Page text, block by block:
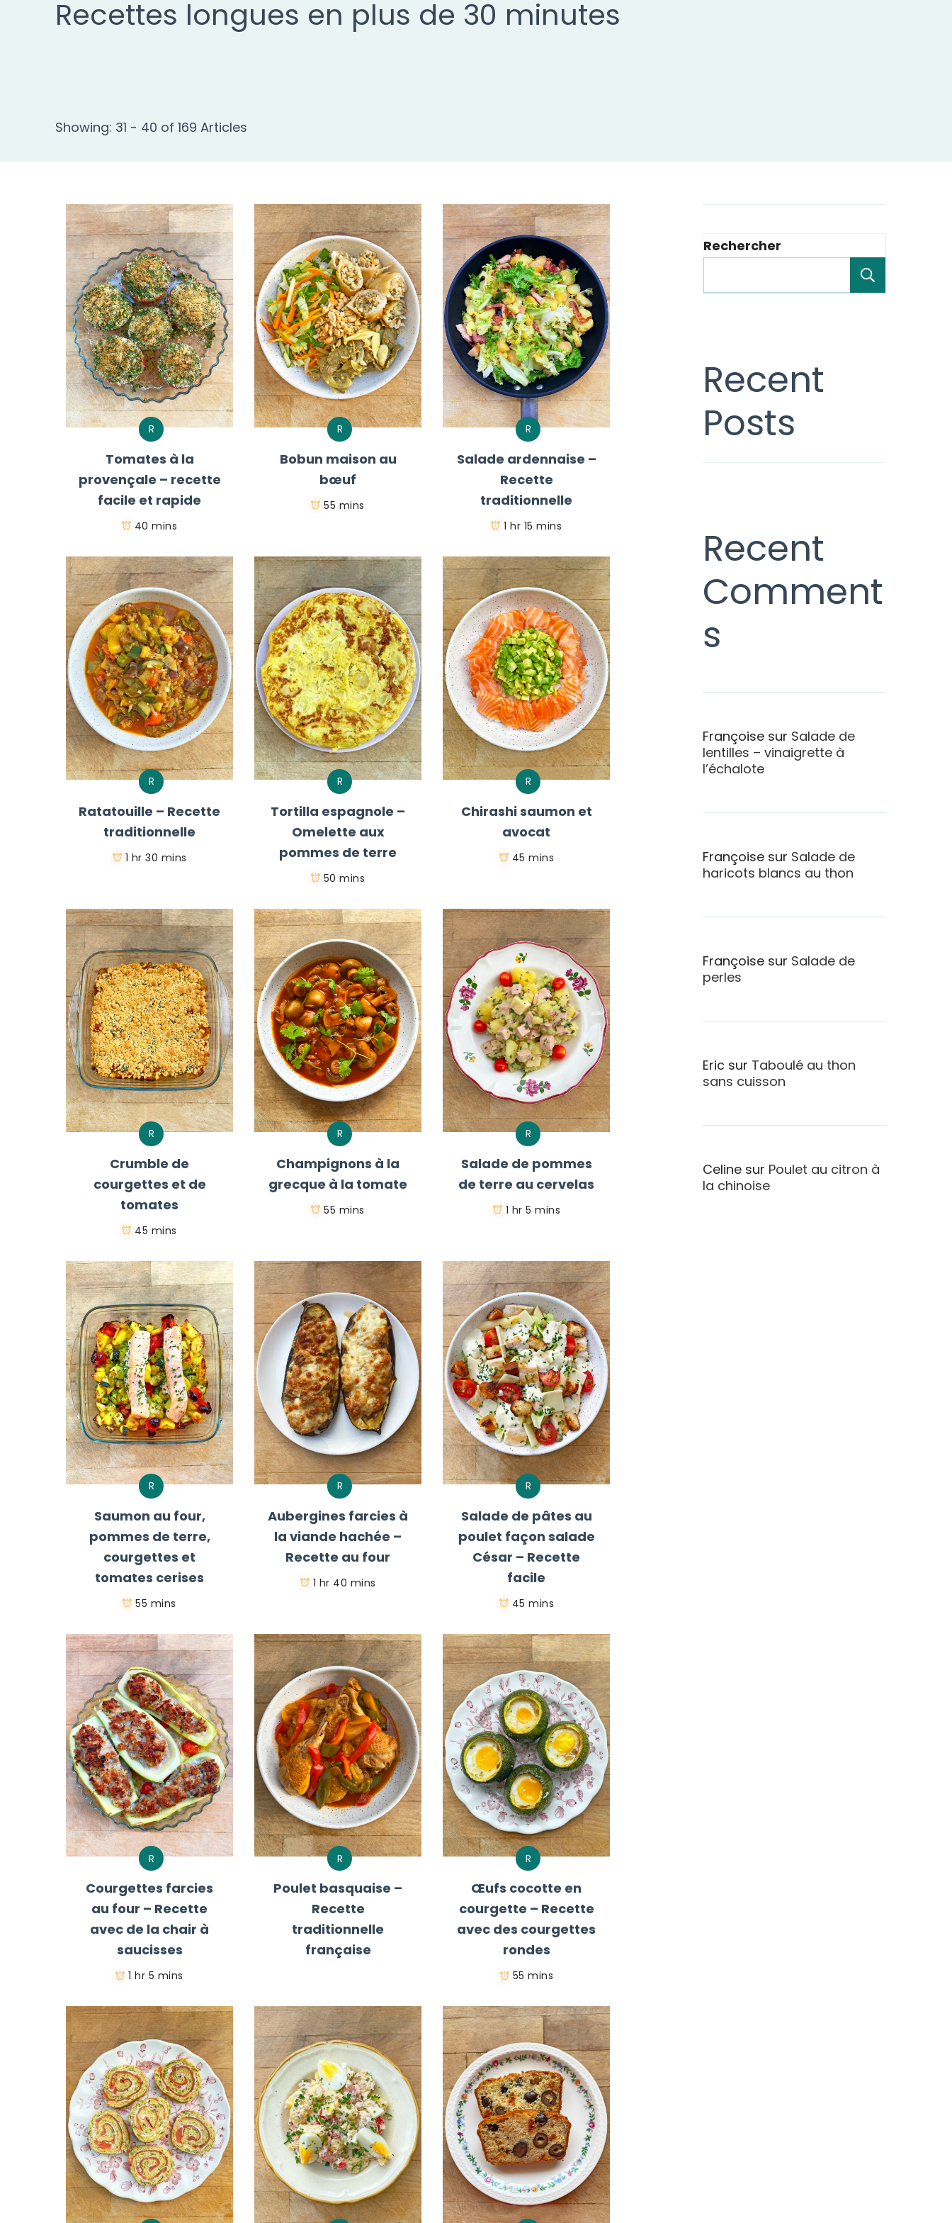
Recettes longues en plus de 30 minutes
Showing: 31 - 40 of 169 Articles
R
Tomates à la
provençale – recette
facile et rapide
40 mins
R
Bobun maison au
bœuf
55 mins
R
Salade ardennaise –
Recette
traditionnelle
1 hr 15 mins
R
Ratatouille – Recette
traditionnelle
1 hr 30 mins
R
Tortilla espagnole –
Omelette aux
pommes de terre
50 mins
R
Chirashi saumon et
avocat
45 mins
R
Crumble de
courgettes et de
tomates
45 mins
R
Champignons à la
grecque à la tomate
55 mins
R
Salade de pommes
de terre au cervelas
1 hr 5 mins
R
Saumon au four,
pommes de terre,
courgettes et
tomates cerises
55 mins
R
Aubergines farcies à
la viande hachée –
Recette au four
1 hr 40 mins
R
Salade de pâtes au
poulet façon salade
César – Recette
facile
45 mins
R
Courgettes farcies
au four – Recette
avec de la chair à
saucisses
1 hr 5 mins
R
Poulet basquaise –
Recette
traditionnelle
française
R
Œufs cocotte en
courgette – Recette
avec des courgettes
rondes
55 mins
Rechercher
Recent
Posts
Recent
Comment
s
Françoisesur Salade de
lentilles – vinaigrette à
l’échalote
Françoisesur Salade de
haricots blancs au thon
Françoisesur Salade de
perles
Eric sur Taboulé au thon
sans cuisson
Celinesur Poulet au citron à
la chinoise